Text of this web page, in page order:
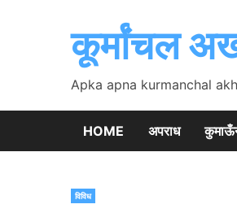
कूर्मांचल
Apka apna kurmanchal
HOME अपराध
विविध